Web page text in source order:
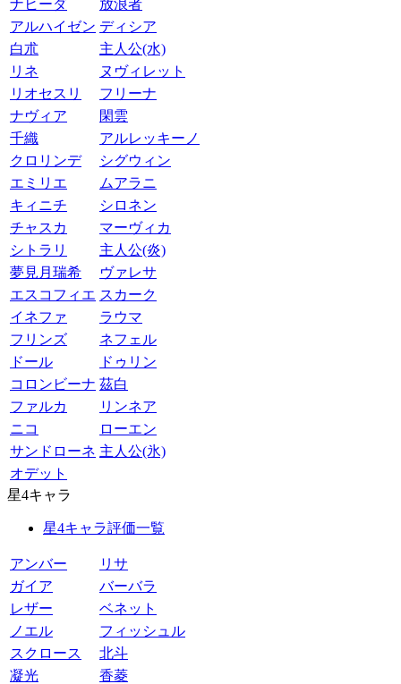
ナヒーダ
放浪者
アルハイゼン ディシア
白朮
主人公(水)
リネ
ヌヴィレット
リオセスリ
フリーナ
ナヴィア
閑雲
千織
アルレッキーノ
クロリンデ
シグウィン
エミリエ
ムアラニ
キィニチ
シロネン
チャスカ
マーヴィカ
シトラリ
主人公(炎)
夢見月瑞希
ヴァレサ
エスコフィエ スカーク
イネファ
ラウマ
フリンズ
ネフェル
ドール
ドゥリン
コロンビーナ 茲白
ファルカ
リンネア
ニコ
ローエン
サンドローネ 主人公(氷)
オデット
星4キャラ
星4キャラ評価一覧
アンバー
リサ
ガイア
バーバラ
レザー
ベネット
ノエル
フィッシュル
スクロース
北斗
凝光
香菱